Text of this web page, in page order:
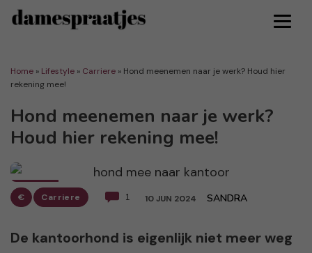
Home » Lifestyle » Carriere » Hond meenemen naar je werk? Houd hier
rekening mee!
Hond meenemen naar je werk?
Houd hier rekening mee!
€ Carriere 1 10 JUN 2024 SANDRA
De kantoorhond is eigenlijk niet meer weg